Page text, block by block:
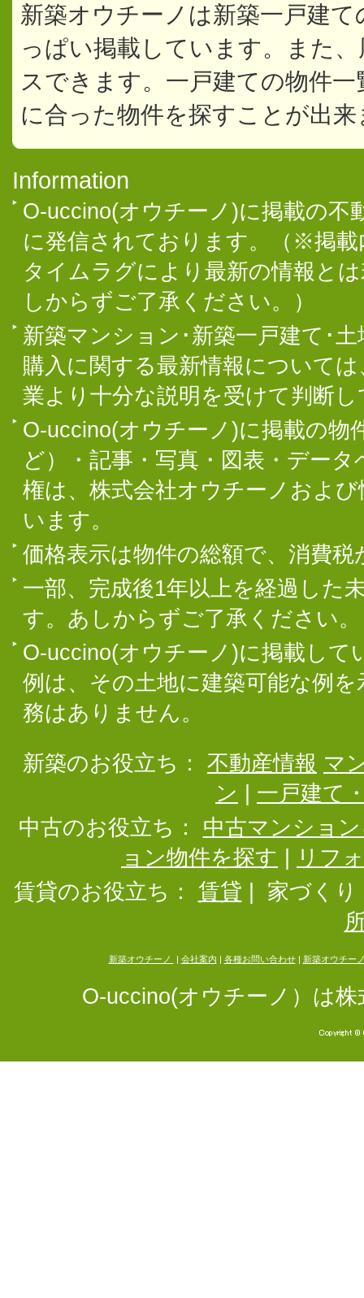
新築オウチーノは新築一戸建
っぱい掲載しています。また
スできます。一戸建ての物件
に合った物件を探すことが出来
Information
O-uccino(オウチーノ)に掲載の不
に発信されております。（※掲
タイムラグにより最新の情報と
しからずご了承ください。）
新築マンション･新築一戸建て･
購入に関する最新情報について
業より十分な説明を受けて判断
O-uccino(オウチーノ)に掲載の物
ど）・記事・写真・図表・デー
権は、株式会社オウチーノおよ
います。
価格表示は物件の総額で、消費
一部、完成後1年以上を経過した
す。あしからずご了承ください。
O-uccino(オウチーノ)に掲載して
例は、その土地に建築可能な例
務はありません。
新築のお役立ち： 不動産情報 マ
ン
一戸建て
中古のお役立ち：
中古マンショ
ョン物件を探す
リフ
賃貸のお役立ち：
賃貸
家づくり
新築オウチーノ 会社案内 各種お問い合わせ| 新築オウチー
O-uccino(オウチーノ）は